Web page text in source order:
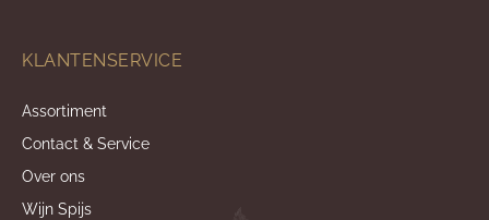
KLANTENSERVICE
Assortiment
Contact & Service
Over ons
Wijn Spijs